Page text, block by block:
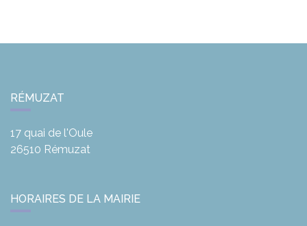
RÉMUZAT
17 quai de l'Oule
26510 Rémuzat
HORAIRES DE LA MAIRIE